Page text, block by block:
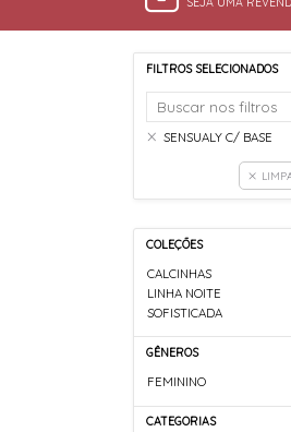
FILTROS SELECIONADOS
SENSUALY C/ BASE
COLEÇÕES
CALCINHAS
LINHA NOITE
SOFISTICADA
GÊNEROS
FEMININO
CATEGORIAS